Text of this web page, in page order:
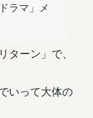
ラマ」メ
ターン」で、
いって大体の